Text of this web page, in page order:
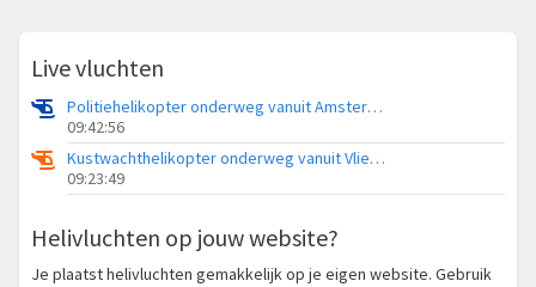
Live vluchten
Politiehelikopter onderweg vanuit Amsterdam Vliegveld Schiphol
09:42:56
Kustwachthelikopter onderweg vanuit Vliegveld Midden-Zeeland
09:23:49
Helivluchten op jouw website?
Je plaatst helivluchten gemakkelijk op je eigen website. Gebruik